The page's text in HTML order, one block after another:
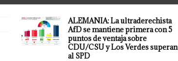
ALEMANIA: La ultraderechista
AfD se mantiene primera con 5
puntos de ventaja sobre
CDU/CSU y Los Verdes superan
al SPD